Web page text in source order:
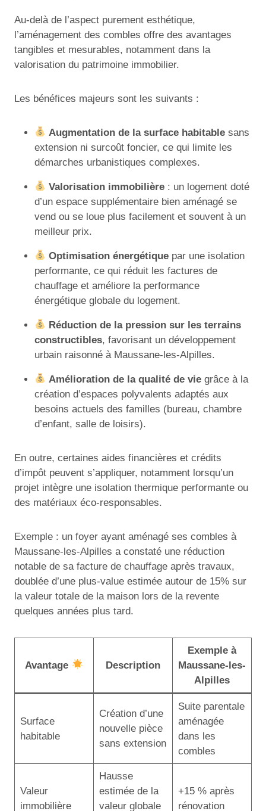
Au-delà de l’aspect purement esthétique,
l’aménagement des combles offre des avantages
tangibles et mesurables, notamment dans la
valorisation du patrimoine immobilier.
Les bénéfices majeurs sont les suivants :
Augmentation de la surface habitable sans
extension ni surcoût foncier, ce qui limite les
démarches urbanistiques complexes.
Valorisation immobilière : un logement doté
d’un espace supplémentaire bien aménagé se
vend ou se loue plus facilement et souvent à un
meilleur prix.
Optimisation énergétique par une isolation
performante, ce qui réduit les factures de
chauffage et améliore la performance
énergétique globale du logement.
Réduction de la pression sur les terrains
constructibles, favorisant un développement
urbain raisonné à Maussane-les-Alpilles.
Amélioration de la qualité de vie grâce à la
création d’espaces polyvalents adaptés aux
besoins actuels des familles (bureau, chambre
d’enfant, salle de loisirs).
En outre, certaines aides financières et crédits
d’impôt peuvent s’appliquer, notamment lorsqu’un
projet intègre une isolation thermique performante ou
des matériaux éco-responsables.
Exemple : un foyer ayant aménagé ses combles à
Maussane-les-Alpilles a constaté une réduction
notable de sa facture de chauffage après travaux,
doublée d’une plus-value estimée autour de 15% sur
la valeur totale de la maison lors de la revente
quelques années plus tard.
Avantage Description
Exemple à
Maussane-les-
Alpilles
Surface
habitable
Création d’une
nouvelle pièce
sans extension
Suite parentale
aménagée
dans les
combles
Valeur
immobilière
Hausse
estimée de la
valeur globale
+15 % après
rénovation